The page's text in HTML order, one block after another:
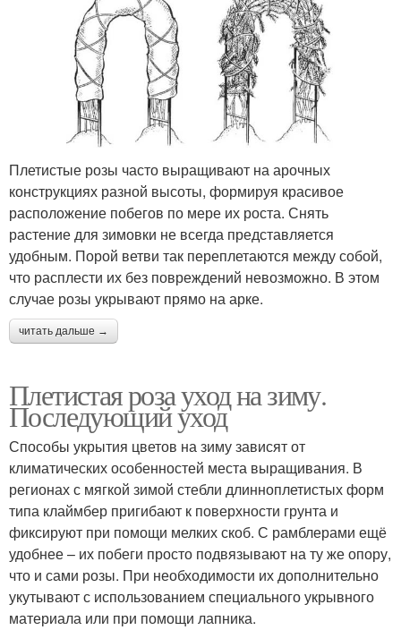
Плетистые розы часто выращивают на арочных
конструкциях разной высоты, формируя красивое
расположение побегов по мере их роста. Снять
растение для зимовки не всегда представляется
удобным. Порой ветви так переплетаются между собой,
что расплести их без повреждений невозможно. В этом
случае розы укрывают прямо на арке.
читать дальше →
Плетистая роза уход на зиму.
Последующий уход
Способы укрытия цветов на зиму зависят от
климатических особенностей места выращивания. В
регионах с мягкой зимой стебли длинноплетистых форм
типа клаймбер пригибают к поверхности грунта и
фиксируют при помощи мелких скоб. С рамблерами ещё
удобнее – их побеги просто подвязывают на ту же опору,
что и сами розы. При необходимости их дополнительно
укутывают с использованием специального укрывного
материала или при помощи лапника.